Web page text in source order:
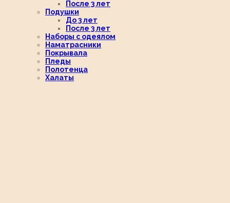
После 3 лет
Подушки
До 3 лет
После 3 лет
Наборы с одеялом
Наматрасники
Покрывала
Пледы
Полотенца
Халаты